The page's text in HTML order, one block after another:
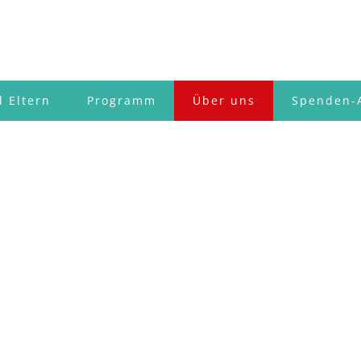
Eltern Programm Über uns Spenden-